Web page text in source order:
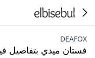
DEAFOX
فستان ميدي بتفاصيل